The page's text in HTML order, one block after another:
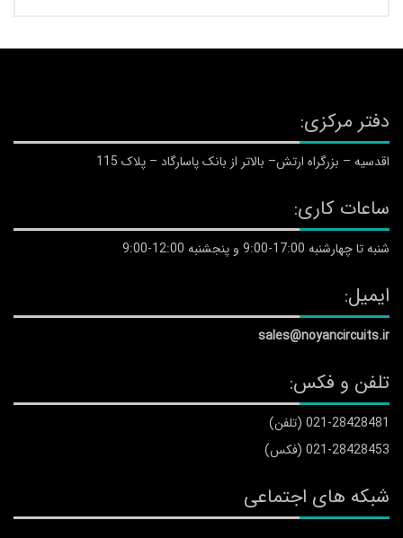
دفتر مرکزی:
اقدسیه – بزرگراه ارتش– بالاتر از بانک پاسارگاد – پلاک 115
ساعات کاری:
شنبه تا چهارشنبه 17:00-9:00 و پنجشنبه 12:00-9:00
ایمیل:
sales@noyancircuits.ir
تلفن و فکس:
021-28428481 (تلفن)
021-28428453 (فکس)
شبکه های اجتماعی